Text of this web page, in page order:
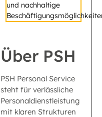
und nachhaltige
Über PSH
PSH Personal Service
steht für verlässliche
Personaldienstleistung
mit klaren Strukturen